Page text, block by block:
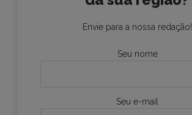
Envie para a nossa redação!
Seu nome
Seu e-mail